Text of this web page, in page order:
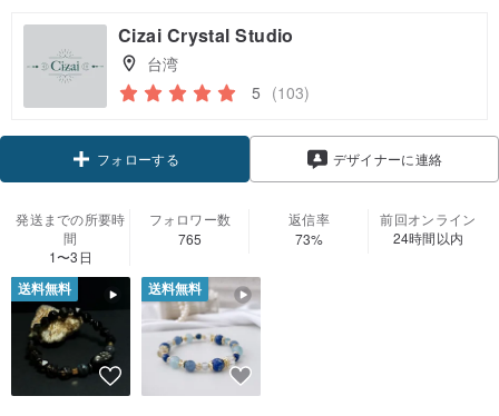
Cizai Crystal Studio
台湾
5 (103)
フォローする
デザイナーに連絡
発送までの所要時
間
1〜3日
フォロワー数
765
返信率
73%
前回オンライン
24時間以内
送料無料 送料無料